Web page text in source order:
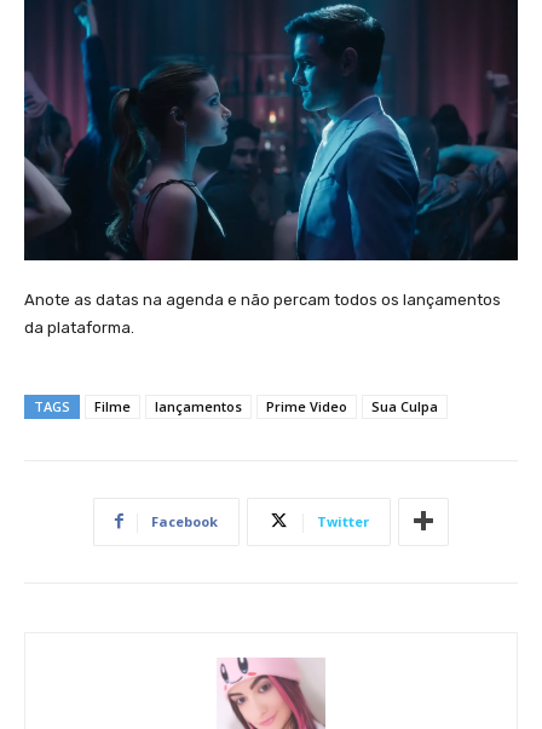
Anote as datas na agenda e não percam todos os lançamentos
da plataforma.
TAGS Filme lançamentos Prime Video Sua Culpa
Facebook Twitter